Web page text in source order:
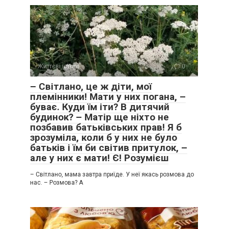
Життєві історії 0
– Світлано, це ж діти, мої
племінники! Мати у них погана, –
буває. Куди їм іти? В дитячий
будинок? – Матір ще ніхто не
позбавив батьківських прав! Я б
зрозуміла, коли б у них не було
батьків і їм би світив притулок, –
але у них є мати! Є! Розумієш
– Світлано, мама завтра приїде. У неї якась розмова до
нас. – Розмова? А